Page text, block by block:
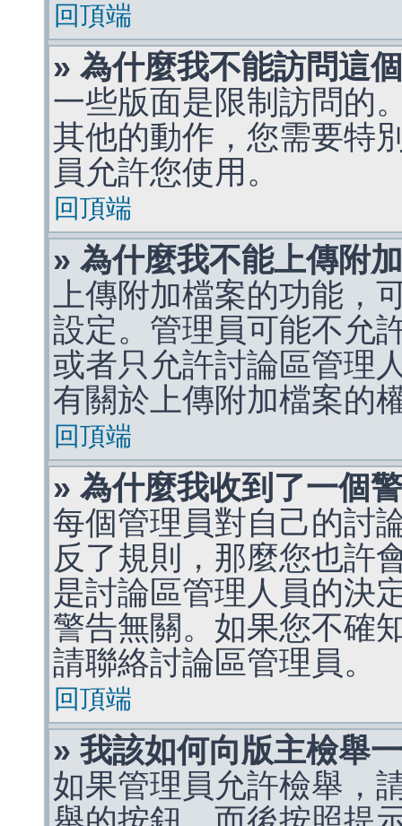
回頂端
» 為什麼我不能訪問這
一些版面是限制訪問的
其他的動作，您需要特
員允許您使用。
回頂端
» 為什麼我不能上傳附
上傳附加檔案的功能，
設定。管理員可能不允
或者只允許討論區管理
有關於上傳附加檔案的
回頂端
» 為什麼我收到了一個
每個管理員對自己的討
反了規則，那麼您也許
是討論區管理人員的決
警告無關。如果您不確
請聯絡討論區管理員。
回頂端
» 我該如何向版主檢舉
如果管理員允許檢舉，